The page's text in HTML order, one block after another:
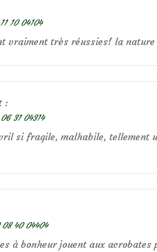
10 04104
vraiment très réussies! la
:
31 04314
si fragile, malhabile, tellement
40 04404
à bonheur jouent aux